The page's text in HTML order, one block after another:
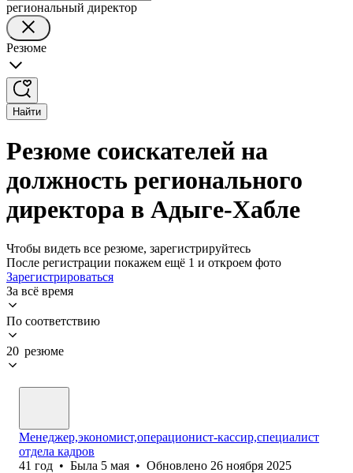
региональный директор
Резюме
Найти
Резюме соискателей на
должность регионального
директора в Адыге-Хабле
Чтобы видеть все резюме, зарегистрируйтесь
После регистрации покажем ещё 1 и откроем фото
Зарегистрироваться
За всё время
По соответствию
20 резюме
Менеджер,экономист,операционист-кассир,специалист
отдела кадров
41 год • Была 5 мая • Обновлено 26 ноября 2025